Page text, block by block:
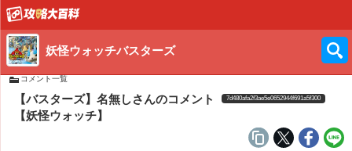
妖怪ウォッチバスターズ
コメント一覧
【バスターズ】名無しさんのコメント 7d480afa2f3ae5e0652944f691a5f300
【妖怪ウォッチ】